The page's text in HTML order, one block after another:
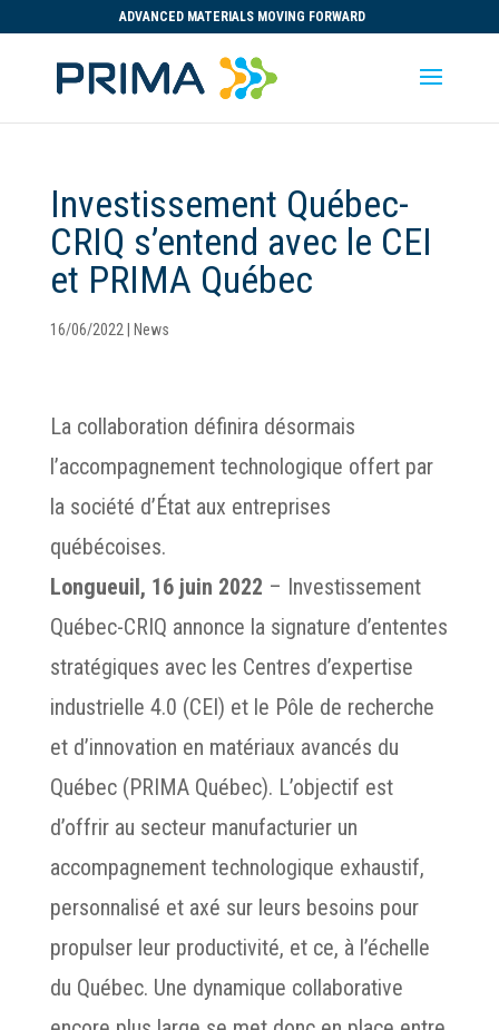
ADVANCED MATERIALS MOVING FORWARD
Investissement Québec-
CRIQ s’entend avec le CEI
et PRIMA Québec
16/06/2022 News
La collaboration définira désormais
l’accompagnement technologique offert par
la société d’État aux entreprises
québécoises.
Longueuil, 16 juin 2022 – Investissement
Québec-CRIQ annonce la signature d’ententes
stratégiques avec les Centres d’expertise
industrielle 4.0 (CEI) et le Pôle de recherche
et d’innovation en matériaux avancés du
Québec (PRIMA Québec). L’objectif est
d’offrir au secteur manufacturier un
accompagnement technologique exhaustif,
personnalisé et axé sur leurs besoins pour
propulser leur productivité, et ce, à l’échelle
du Québec. Une dynamique collaborative